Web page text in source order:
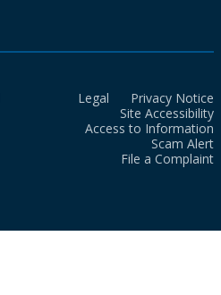
Legal
Privacy Notice
Site Accessibility
Access to Information
Scam Alert
File a Complaint